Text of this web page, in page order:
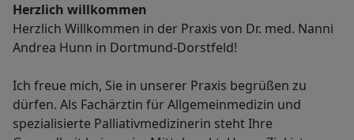
Herzlich willkommen
Herzlich Willkommen in der Praxis von Dr. med. Nanni
Andrea Hunn in Dortmund-Dorstfeld!
Ich freue mich, Sie in unserer Praxis begrüßen zu
dürfen. Als Fachärztin für Allgemeinmedizin und
spezialisierte Palliativmedizinerin steht Ihre